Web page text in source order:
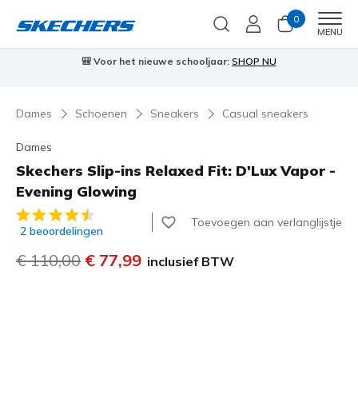
0
MENU
Skechers VIP:45 dagen retourrecht voor ledenMeld je aan
Dames Schoenen Sneakers Casual sneakers
Dames
Skechers Slip-ins Relaxed Fit: D'Lux Vapor -
Evening Glowing
5 van de 5 klantbeoordelingen
2 beoordelingen
Toevoegen aan verlanglijstje
Prijs verlaagd van
€ 110,00 naar
€ 77,99 inclusief BTW